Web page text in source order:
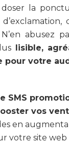
la
abusez
lisible,
pour votre
SMS
vos
en
votre site web